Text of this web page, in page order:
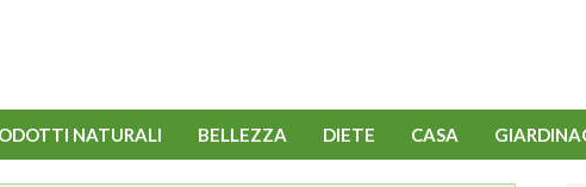
NATURALI BELLEZZA DIETE CASA